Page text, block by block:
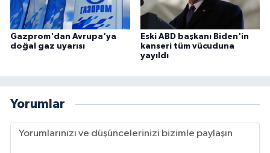
Gazprom'dan Avrupa'ya
doğal gaz uyarısı
Eski ABD başkanı Biden'in
kanseri tüm vücuduna
yayıldı
Yorumlar